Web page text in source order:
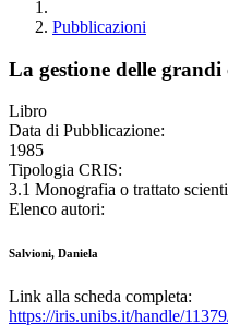
Pubblicazioni
La gestione delle grandi
Libro
Data di Pubblicazione:
1985
Tipologia CRIS:
3.1 Monografia o trattato
Elenco autori:
Salvioni, Daniela
Link alla scheda completa:
https://iris.unibs.it/handle/